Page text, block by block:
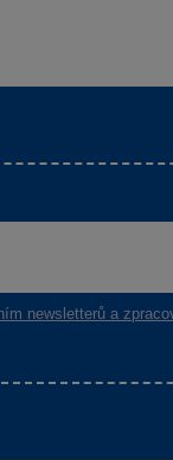
newsletterů a